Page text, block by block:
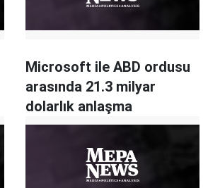
Microsoft ile ABD ordusu
arasında 21.3 milyar
dolarlık anlaşma